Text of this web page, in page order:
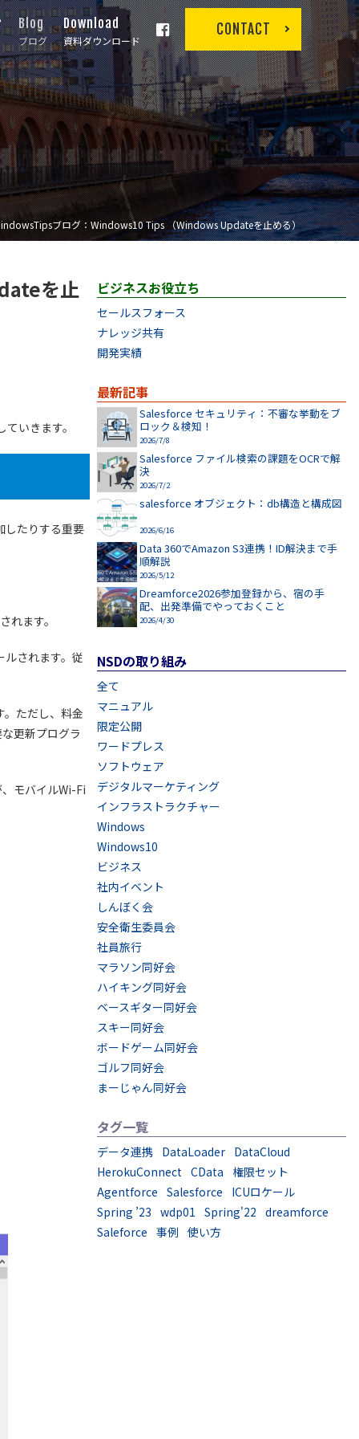
Blog
ブログ
Download
資料ダウンロード
CONTACT
ブログ：Windows10 Tips （Windows Updateを止める）
を止
いきます。
したりする重要
れます。
されます。従
ただし、料金
更新プログラ
モバイルWi-Fi
ビジネスお役立ち
セールスフォース
ナレッジ共有
開発実績
最新記事
Salesforce セキュリティ：不審な挙動をブ
ロック＆検知！
2026/7/8
Salesforce ファイル検索の課題をOCRで解
決
2026/7/2
salesforce オブジェクト：db構造と構成図
2026/6/16
Data 360でAmazon S3連携！ID解決まで手
順解説
2026/5/12
Dreamforce2026参加登録から、宿の手
配、出発準備でやっておくこと
2026/4/30
NSDの取り組み
全て
マニュアル
限定公開
ワードプレス
ソフトウェア
デジタルマーケティング
インフラストラクチャー
Windows
Windows10
ビジネス
社内イベント
しんぼく会
安全衛生委員会
社員旅行
マラソン同好会
ハイキング同好会
ベースギター同好会
スキー同好会
ボードゲーム同好会
ゴルフ同好会
まーじゃん同好会
タグ一覧
データ連携 DataLoader DataCloud
HerokuConnect CData 権限セット
Agentforce Salesforce
ICUロケール
Spring ’23 wdp01 Spring'22 dreamforce
Saleforce 事例 使い方